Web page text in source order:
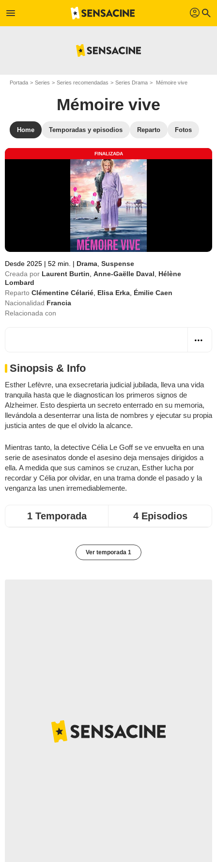
menu profil search
Portada Series Series recomendadas Series Drama Mémoire vive
Mémoire vive
Home Temporadas y episodios Reparto Fotos
FINALIZADA
Desde 2025 | 52 min. | Drama Suspense
Creada por Laurent Burtin Anne-Gaëlle Daval
Hélène
Lombard
Reparto Clémentine Célarié Elisa Erka Émilie Caen
Nacionalidad Francia
Relacionada con
Sinopsis & Info
Esther Lefèvre, una exsecretaria judicial jubilada, lleva una vida
tranquila hasta que le diagnostican los primeros signos de
Alzheimer. Esto despierta un secreto enterrado en su memoria,
llevándola a desenterrar una lista de nombres y ejecutar su propia
justicia antes de que el olvido la alcance.
Mientras tanto, la detective Célia Le Goff se ve envuelta en una
serie de asesinatos donde el asesino deja mensajes dirigidos a
ella. A medida que sus caminos se cruzan, Esther lucha por
recordar y Célia por olvidar, en una trama donde el pasado y la
venganza las unen irremediablemente.
1 Temporada 4 Episodios
Ver temporada 1